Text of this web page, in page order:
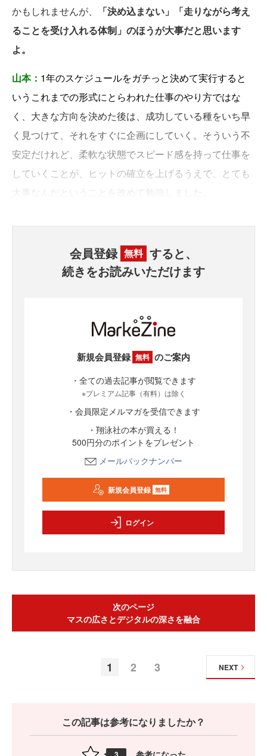
かもしれませんが、
「決め込まない」「走りながら考え
ることを受け入れる体制」のほうが大事だと思います
よ。
山本： 1年のスケジュールをガチっと決めて実行すると
いうこれまでの形式にとらわれた仕事のやり方ではな
く、大きな方向を決めた後は、成功している種をいち早
く見つけて、それをすぐに企画にしていく。そういう不
安定だけれど、柔軟な状態でスピード感を持って仕事を
していくことが、ヒットの確立を上げるうえで、とても
大事なんだということを改めて勉強しました。
会員登録 無料 すると、
続きをお読みいただけます
新規会員登録 無料 のご案内
・全ての過去記事が閲覧できます
※プレミアム記事（有料）は除く
・会員限定メルマガを受信できます
・翔泳社の本が買える！
500円分のポイントをプレゼント
メールバックナンバー
新規会員登録 無料
ログイン
次のページ
マスの広さとデジタルの深さを融合
1 2 3 NEXT
この記事は参考になりましたか？